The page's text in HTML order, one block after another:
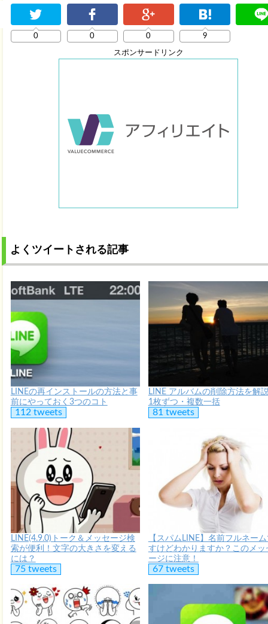
0 0 0 9
スポンサードリンク
よくツイートされる記事
LINEの再インストールの方法と事
前にやっておく3つのコト
112 tweets
LINE アルバムの削除方法を解
1枚ずつ・複数一括
81 tweets
LINE(4.9.0)トーク＆メッセージ検
索が便利！文字の大きさを変える
には？
75 tweets
【スパムLINE】名前フルネー
すけどわかりますか？このメッ
ージに注意！
67 tweets